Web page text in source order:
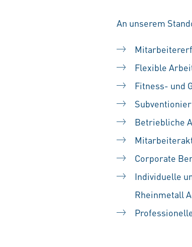
An unserem
Flexible
Fitness- und
Betriebliche
Corporate
Individuelle
Rheinmetall